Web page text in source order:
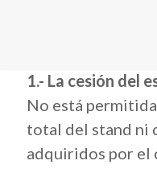
1.- La cesión del
No está
total del stand ni
adquiridos por el